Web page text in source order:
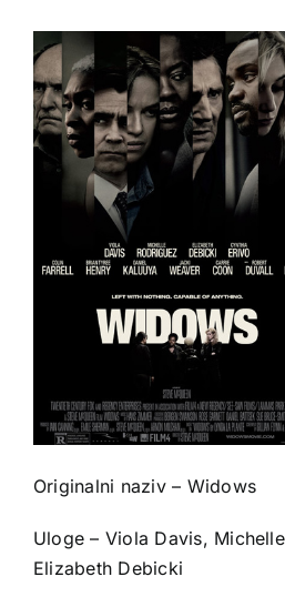
Originalni naziv – Widows
Uloge – Viola Davis,
Elizabeth Debicki